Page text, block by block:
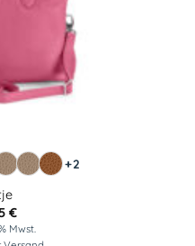
+2
€
Mwst.